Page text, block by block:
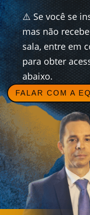
⚠️ Se você se
mas não
sala, entre em
para obter
abaixo.
FALAR COM A